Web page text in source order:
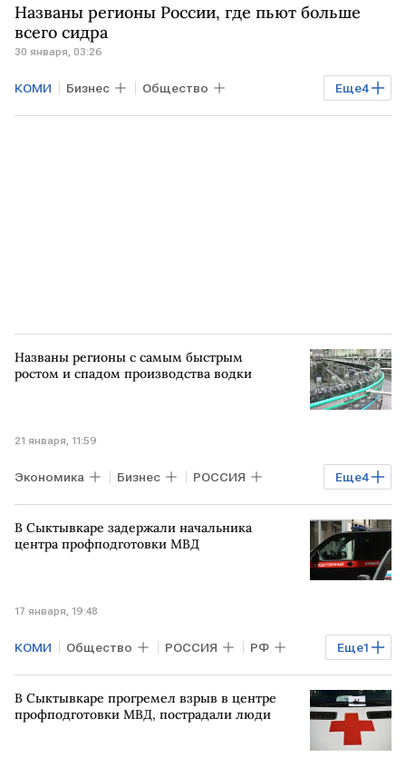
Названы регионы России, где пьют больше
всего сидра
30 января, 03:26
Еще4
КОМИ Бизнес Общество
Экономика республика Коми
Названы регионы с самым быстрым
ростом и спадом производства водки
21 января, 11:59
Еще4
Экономика Бизнес РОССИЯ
Северная Осетия Марий Эл
ЯКУТИЯ водка
В Сыктывкаре задержали начальника
центра профподготовки МВД
17 января, 19:48
Еще1
КОМИ Общество РОССИЯ РФ
МВД
В Сыктывкаре прогремел взрыв в центре
профподготовки МВД, пострадали люди